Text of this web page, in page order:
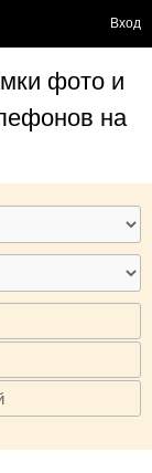
Вход
фото и
на